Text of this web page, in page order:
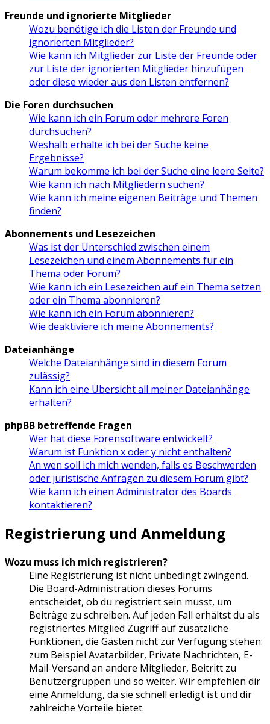
Freunde und ignorierte Mitglieder
Wozu benötige ich die Listen der Freunde und
ignorierten Mitglieder?
Wie kann ich Mitglieder zur Liste der Freunde oder
zur Liste der ignorierten Mitglieder hinzufügen
oder diese wieder aus den Listen entfernen?
Die Foren durchsuchen
Wie kann ich ein Forum oder mehrere Foren
durchsuchen?
Weshalb erhalte ich bei der Suche keine
Ergebnisse?
Warum bekomme ich bei der Suche eine leere Seite?
Wie kann ich nach Mitgliedern suchen?
Wie kann ich meine eigenen Beiträge und Themen
finden?
Abonnements und Lesezeichen
Was ist der Unterschied zwischen einem
Lesezeichen und einem Abonnements für ein
Thema oder Forum?
Wie kann ich ein Lesezeichen auf ein Thema setzen
oder ein Thema abonnieren?
Wie kann ich ein Forum abonnieren?
Wie deaktiviere ich meine Abonnements?
Dateianhänge
Welche Dateianhänge sind in diesem Forum
zulässig?
Kann ich eine Übersicht all meiner Dateianhänge
erhalten?
phpBB betreffende Fragen
Wer hat diese Forensoftware entwickelt?
Warum ist Funktion x oder y nicht enthalten?
An wen soll ich mich wenden, falls es Beschwerden
oder juristische Anfragen zu diesem Forum gibt?
Wie kann ich einen Administrator des Boards
kontaktieren?
Registrierung und Anmeldung
Wozu muss ich mich registrieren?
Eine Registrierung ist nicht unbedingt zwingend.
Die Board-Administration dieses Forums
entscheidet, ob du registriert sein musst, um
Beiträge zu schreiben. Auf jeden Fall erhältst du als
registriertes Mitglied Zugriff auf zusätzliche
Funktionen, die Gästen nicht zur Verfügung stehen:
zum Beispiel Avatarbilder, Private Nachrichten, E-
Mail-Versand an andere Mitglieder, Beitritt zu
Benutzergruppen und so weiter. Wir empfehlen dir
eine Anmeldung, da sie schnell erledigt ist und dir
zahlreiche Vorteile bietet.